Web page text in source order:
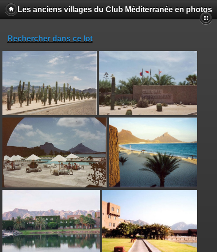
Les anciens villages du Club Méditerranée en photos
Rechercher dans ce lot